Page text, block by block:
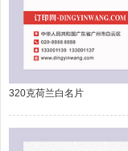
320克荷兰白名片